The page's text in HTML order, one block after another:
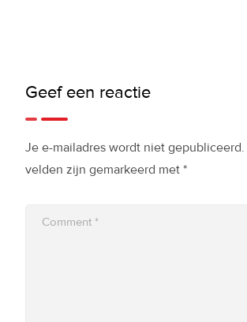
Geef een reactie
Je e-mailadres wordt niet gepubliceerd.
velden zijn gemarkeerd met *